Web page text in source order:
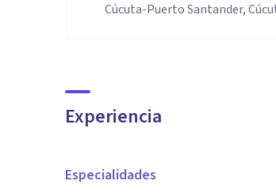
Cúcuta-Puerto Santander,
Experiencia
Especialidades